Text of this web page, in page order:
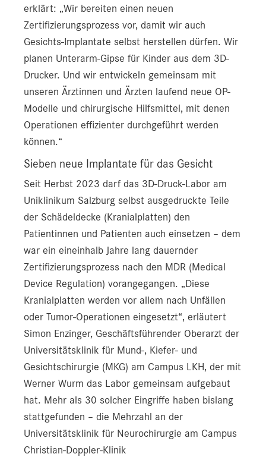
erklärt: „Wir bereiten einen neuen
Zertifizierungsprozess vor, damit wir auch
Gesichts-Implantate selbst herstellen dürfen. Wir
planen Unterarm-Gipse für Kinder aus dem 3D-
Drucker. Und wir entwickeln gemeinsam mit
unseren Ärztinnen und Ärzten laufend neue OP-
Modelle und chirurgische Hilfsmittel, mit denen
Operationen effizienter durchgeführt werden
können.“
Sieben neue Implantate für das Gesicht
Seit Herbst 2023 darf das 3D-Druck-Labor am
Uniklinikum Salzburg selbst ausgedruckte Teile
der Schädeldecke (Kranialplatten) den
Patientinnen und Patienten auch einsetzen – dem
war ein eineinhalb Jahre lang dauernder
Zertifizierungsprozess nach den MDR (Medical
Device Regulation) vorangegangen. „Diese
Kranialplatten werden vor allem nach Unfällen
oder Tumor-Operationen eingesetzt“, erläutert
Simon Enzinger, Geschäftsführender Oberarzt der
Universitätsklinik für Mund-, Kiefer- und
Gesichtschirurgie (MKG) am Campus LKH, der mit
Werner Wurm das Labor gemeinsam aufgebaut
hat. Mehr als 30 solcher Eingriffe haben bislang
stattgefunden – die Mehrzahl an der
Universitätsklinik für Neurochirurgie am Campus
Christian-Doppler-Klinik